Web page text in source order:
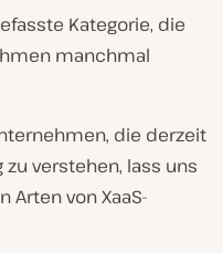
Kategorie, die
manchmal
die derzeit
verstehen, lass uns
Arten von XaaS-